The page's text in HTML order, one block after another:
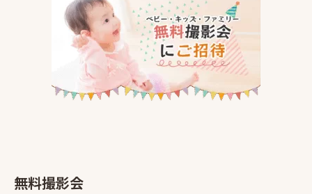
無料撮影会